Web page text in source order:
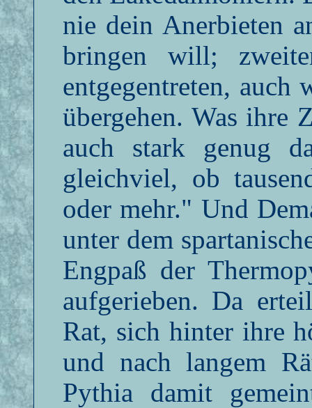
nie dein Anerbieten
bringen will;
entgegentreten, auch
übergehen. Was ihre
auch stark genug
gleichviel, ob
oder mehr." Und
unter dem
Engpaß der
aufgerieben. Da
Rat, sich hinter ihre
und nach langem
Pythia damit